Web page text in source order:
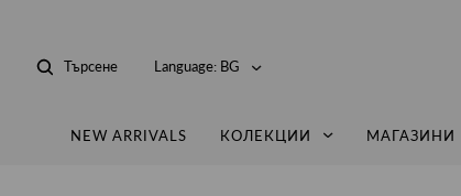
Търсене Language: BG
NEW ARRIVALS КОЛЕКЦИИ МАГАЗИНИ